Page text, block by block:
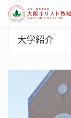
本
文
大学紹介